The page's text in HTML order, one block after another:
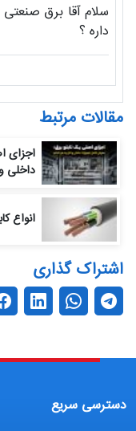
سلام آقا برق
داره ؟
مقالات مرتبط
اجزای
داخلی
انواع
اشتراک گذاری
دسترسی سریع